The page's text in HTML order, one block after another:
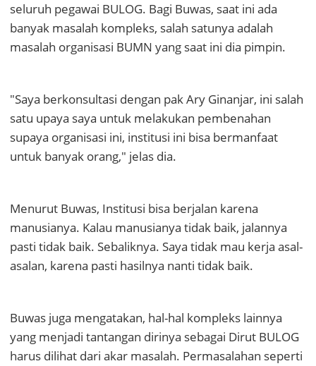
seluruh pegawai BULOG. Bagi Buwas, saat ini ada
banyak masalah kompleks, salah satunya adalah
masalah organisasi BUMN yang saat ini dia pimpin.
"Saya berkonsultasi dengan pak Ary Ginanjar, ini salah
satu upaya saya untuk melakukan pembenahan
supaya organisasi ini, institusi ini bisa bermanfaat
untuk banyak orang," jelas dia.
Menurut Buwas, Institusi bisa berjalan karena
manusianya. Kalau manusianya tidak baik, jalannya
pasti tidak baik. Sebaliknya. Saya tidak mau kerja asal-
asalan, karena pasti hasilnya nanti tidak baik.
Buwas juga mengatakan, hal-hal kompleks lainnya
yang menjadi tantangan dirinya sebagai Dirut BULOG
harus dilihat dari akar masalah. Permasalahan seperti